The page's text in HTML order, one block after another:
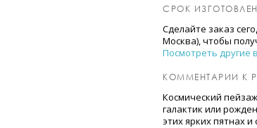
СРОК
Сделайте заказ
Москва), чтобы
Посмотреть другие
КОММЕНТАРИИ К
Космический
галактик или
этих ярких пятнах